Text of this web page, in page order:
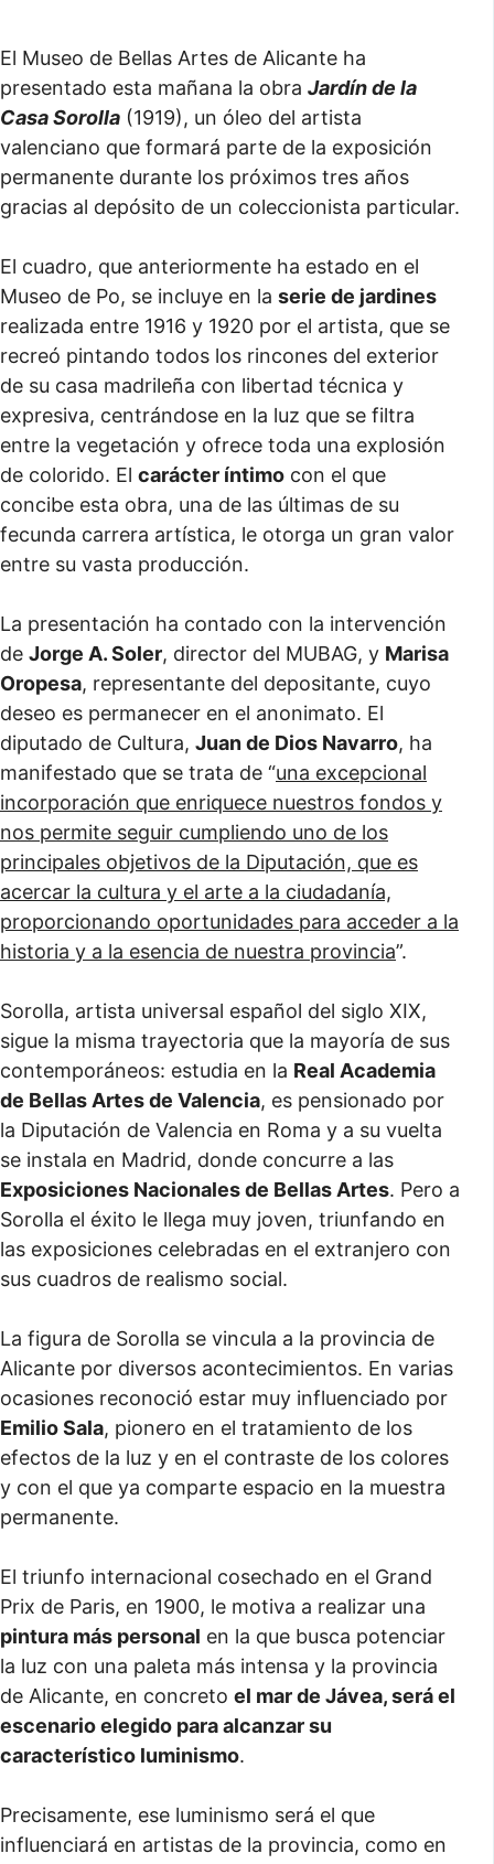
El Museo de Bellas Artes de Alicante ha
presentado esta mañana la obra Jardín de la
Casa Sorolla (1919), un óleo del artista
valenciano que formará parte de la exposición
permanente durante los próximos tres años
gracias al depósito de un coleccionista particular.
El cuadro, que anteriormente ha estado en el
Museo de Po, se incluye en la serie de jardines
realizada entre 1916 y 1920 por el artista, que se
recreó pintando todos los rincones del exterior
de su casa madrileña con libertad técnica y
expresiva, centrándose en la luz que se filtra
entre la vegetación y ofrece toda una explosión
de colorido. El carácter íntimo con el que
concibe esta obra, una de las últimas de su
fecunda carrera artística, le otorga un gran valor
entre su vasta producción.
La presentación ha contado con la intervención
de Jorge A. Soler, director del MUBAG, y Marisa
Oropesa, representante del depositante, cuyo
deseo es permanecer en el anonimato. El
diputado de Cultura, Juan de Dios Navarro, ha
manifestado que se trata de “una excepcional
incorporación que enriquece nuestros fondos y
nos permite seguir cumpliendo uno de los
principales objetivos de la Diputación, que es
acercar la cultura y el arte a la ciudadanía,
proporcionando oportunidades para acceder a la
historia y a la esencia de nuestra provincia”.
Sorolla, artista universal español del siglo XIX,
sigue la misma trayectoria que la mayoría de sus
contemporáneos: estudia en la Real Academia
de Bellas Artes de Valencia, es pensionado por
la Diputación de Valencia en Roma y a su vuelta
se instala en Madrid, donde concurre a las
Exposiciones Nacionales de Bellas Artes. Pero a
Sorolla el éxito le llega muy joven, triunfando en
las exposiciones celebradas en el extranjero con
sus cuadros de realismo social.
La figura de Sorolla se vincula a la provincia de
Alicante por diversos acontecimientos. En varias
ocasiones reconoció estar muy influenciado por
Emilio Sala, pionero en el tratamiento de los
efectos de la luz y en el contraste de los colores
y con el que ya comparte espacio en la muestra
permanente.
El triunfo internacional cosechado en el Grand
Prix de Paris, en 1900, le motiva a realizar una
pintura más personal en la que busca potenciar
la luz con una paleta más intensa y la provincia
de Alicante, en concreto el mar de Jávea, será el
escenario elegido para alcanzar su
característico luminismo.
Precisamente, ese luminismo será el que
influenciará en artistas de la provincia, como en